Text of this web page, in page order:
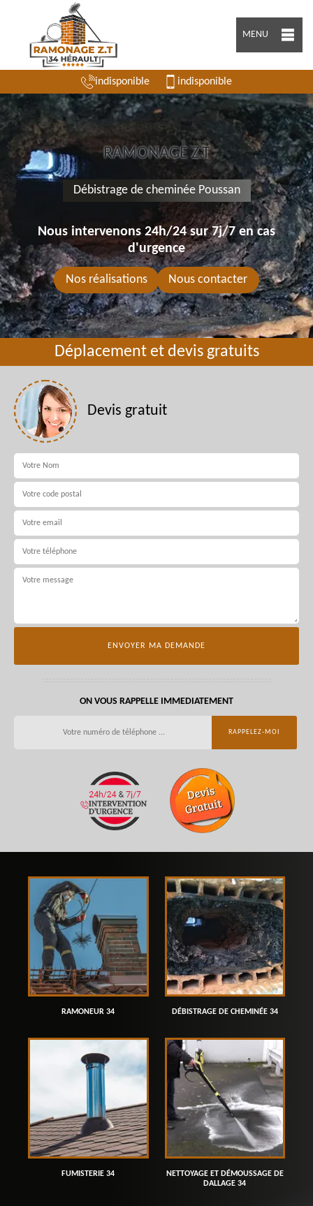
MENU
indisponible indisponible
RAMONAGE Z.T
Débistrage de cheminée Poussan
Nous intervenons 24h/24 sur 7j/7 en cas
d'urgence
Nos réalisations Nous contacter
Déplacement et devis gratuits
Devis gratuit
ON VOUS RAPPELLE IMMEDIATEMENT
RAMONEUR 34 DÉBISTRAGE DE CHEMINÉE 34
FUMISTERIE 34
NETTOYAGE ET DÉMOUSSAGE DE
DALLAGE 34